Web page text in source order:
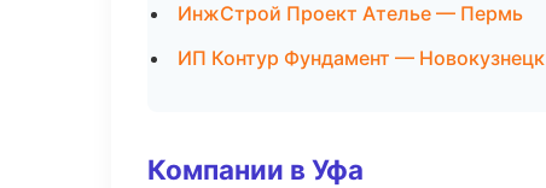
ИнжСтрой Проект Ателье — Пермь
ИП Контур Фундамент — Новокузнецк
Компании в Уфа